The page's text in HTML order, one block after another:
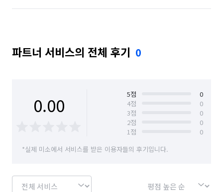
파트너 서비스의 전체 후기 0
0.00 5점
0
4점
0
3점
0
2점
0
1점
0
*실제 미소에서 서비스를 받은 이용자들의 후기입니다.